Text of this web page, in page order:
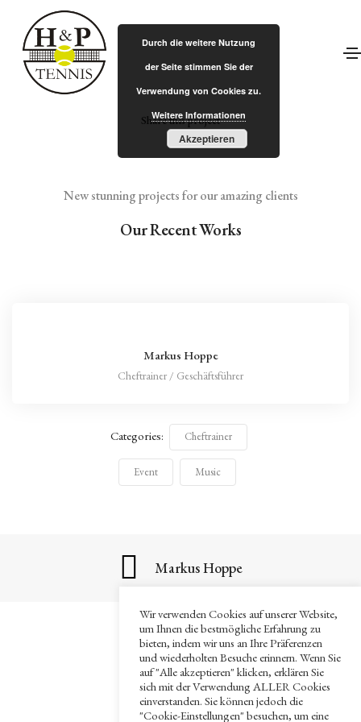
Nicolas Plath
Home Nicolas Plath
Share this project
New stunning projects for our amazing clients
Our Recent Works
Markus Hoppe
Cheftrainer / Geschäftsführer
Categories: Cheftrainer
Event Music
Markus Hoppe
Impressum
Datenschutz
Wir verwenden Cookies auf unserer Website,
um Ihnen die bestmögliche Erfahrung zu
bieten, indem wir uns an Ihre Präferenzen
und wiederholten Besuche erinnern. Wenn Sie
auf "Alle akzeptieren" klicken, erklären Sie
sich mit der Verwendung ALLER Cookies
einverstanden. Sie können jedoch die
"Cookie-Einstellungen" besuchen, um eine
Durch die weitere Nutzung
der Seite stimmen Sie der
Verwendung von Cookies zu.
Weitere Informationen
Akzeptieren